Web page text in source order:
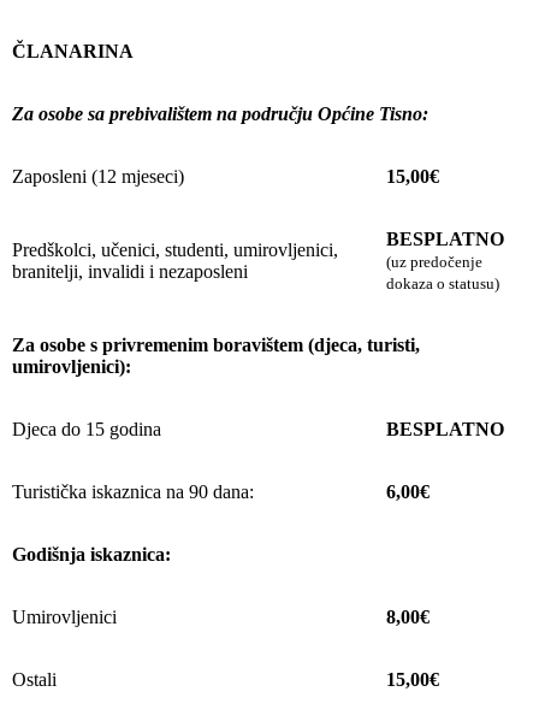
ČLANARINA
Za osobe sa prebivalištem na području Općine Tisno:
Zaposleni (12 mjeseci) 15,00€
Predškolci, učenici, studenti, umirovljenici,
branitelji, invalidi i nezaposleni
BESPLATNO
(uz predočenje
dokaza o statusu)
Za osobe s privremenim boravištem (djeca, turisti,
umirovljenici):
Djeca do 15 godina BESPLATNO
Turistička iskaznica na 90 dana: 6,00€
Godišnja iskaznica:
Umirovljenici 8,00€
Ostali 15,00€